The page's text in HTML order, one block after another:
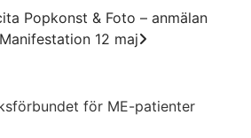
Popkonst & Foto – anmälan
12 maj